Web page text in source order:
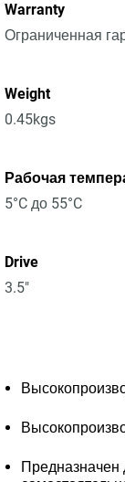
Warranty
Ограниченная
Weight
0.45kgs
Рабочая
5°C до 55°C
Drive
3.5"
Предназначен